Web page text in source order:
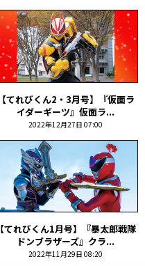
【てれびくん2・3月号】『仮面ラ
イダーギーツ』仮面ラ...
2022年12月27日 07:00
【てれびくん1月号】『暴太郎戦隊
ドンブラザーズ』クラ...
2022年11月29日 08:20